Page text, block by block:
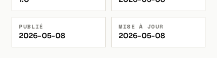
PUBLIÉ
2026-05-08
MISE À JOUR
2026-05-08